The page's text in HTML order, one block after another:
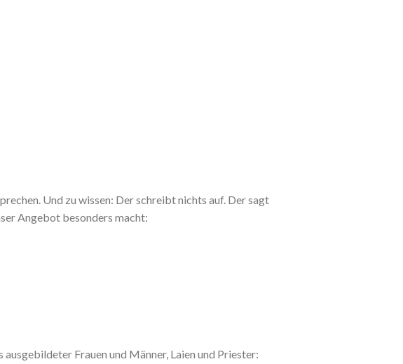
Und zu wissen: Der schreibt nichts auf. Der sagt
Angebot besonders macht:
ausgebildeter Frauen und Männer, Laien und Priester: